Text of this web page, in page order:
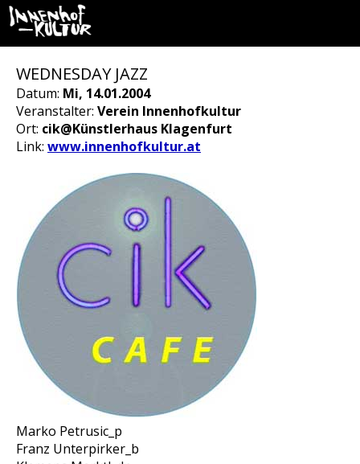
WEDNESDAY JAZZ
Datum: Mi, 14.01.2004
Veranstalter: Verein Innenhofkultur
Ort: cik@Künstlerhaus Klagenfurt
Link: www.innenhofkultur.at
Marko Petrusic_p
Franz Unterpirker_b